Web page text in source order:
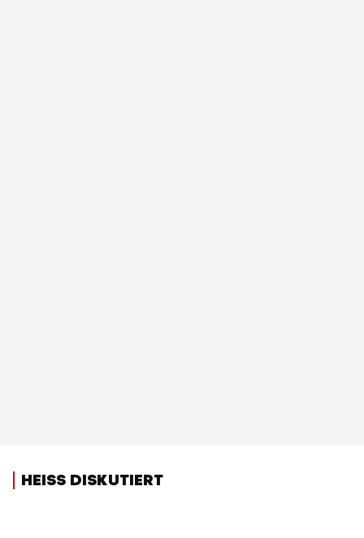
HEISS DISKUTIERT